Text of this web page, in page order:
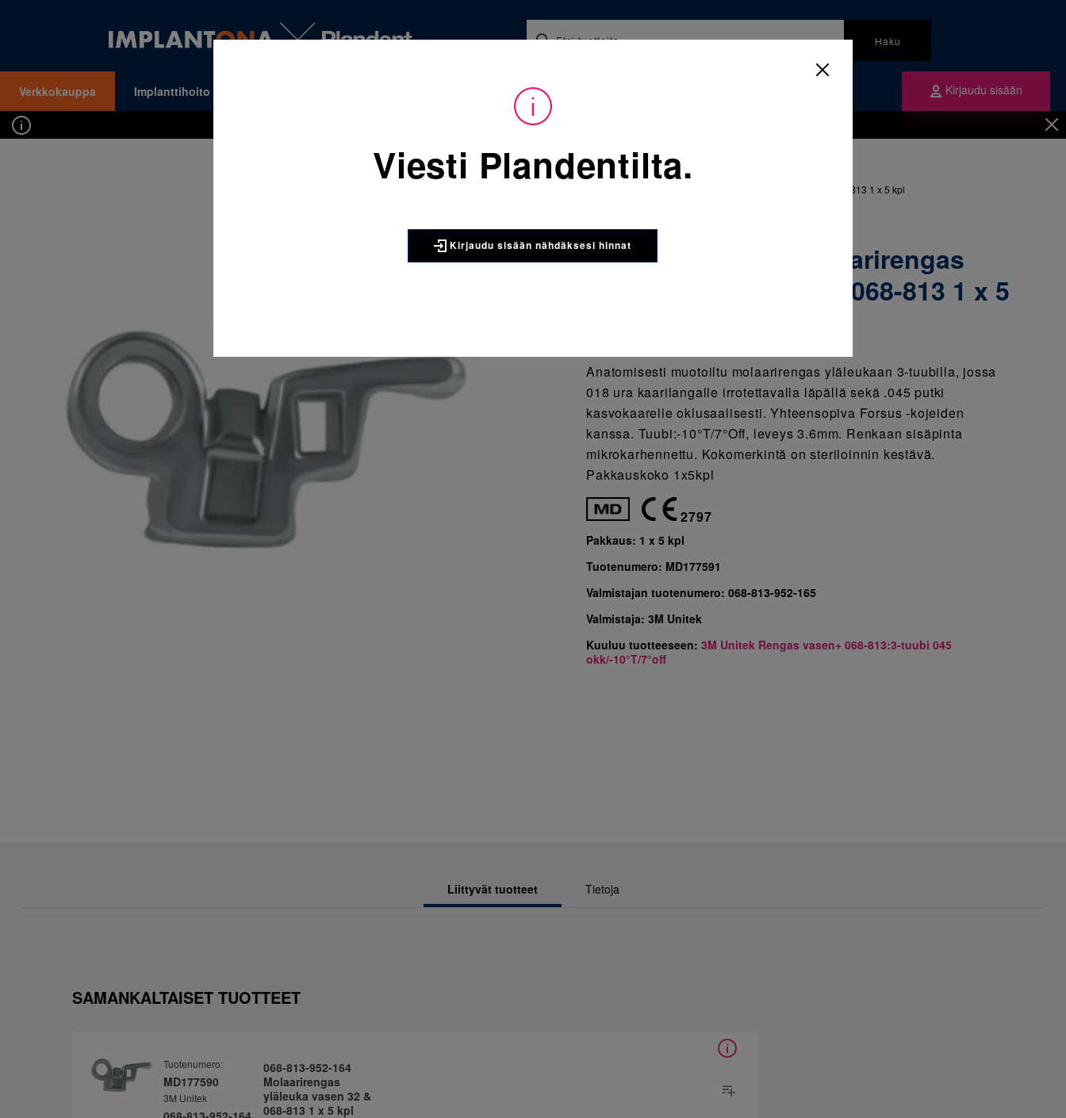
Haku
Verkkokauppa Implanttihoito Ajankohtaista Kirjaudu sisään
Kirjaudu sisään nähdäksesi hinnat. Tarvitsetko tunnukset verkkokauppaan? Tilaa ne
Sijainti:Tarvikkeet / Oikominen
068-813-952-165 Molaarirengas yläleuka vasen 32+ & 068-813 1 x 5 kpl
3M UNITEK
068-813-952-165 Molaarirengas
yläleuka vasen 32+ & 068-813 1 x 5
Anatomisesti muotoiltu molaarirengas yläleukaan 3-tuubilla, jossa
018 ura kaarilangalle irrotettavalla läpällä sekä .045 putki
kasvokaarelle oklusaalisesti. Yhteensopiva Forsus -kojeiden
kanssa. Tuubi:-10°T/7°Off, leveys 3.6mm. Renkaan sisäpinta
mikrokarhennettu. Kokomerkintä on steriloinnin kestävä.
Pakkauskoko 1x5kpl
2797
Pakkaus: 1 x 5 kpl
Tuotenumero: MD177591
Valmistajan tuotenumero:068-813-952-165
Valmistaja:3M Unitek
Kuuluu tuotteeseen:3M Unitek Rengas vasen+ 068-813:3-tuubi 045
okk/-10°T/7°off
Liittyvät tuotteet Tietoja
SAMANKALTAISET TUOTTEET
Tuotenumero:
MD177590
3M Unitek
068-813-952-164
Molaarirengas
yläleuka vasen 32 &
068-813 1 x 5 kpl
Viesti Plandentilta.
Kirjaudu sisään nähdäksesi hinnat